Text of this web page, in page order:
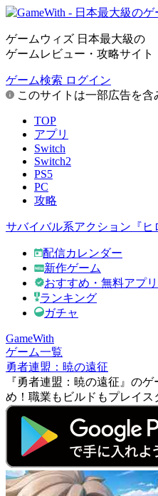
ゲームウィズ 日本最大級の
ゲームレビュー・攻略サイト
ゲーム検索 ログイン
このサイトは一部広告を含
TOP
アプリ
Switch
Switch2
PS5
PC
攻略
サバイバル系アクション『ヒ
配信カレンダー
新作ゲーム
おすすめ・無料アプリ
ランキング
ガチャ
GameWith
ゲーム一覧
勇者連盟：暁の遠征
『勇者連盟：暁の遠征』の
め！職業もビルドもプレイス